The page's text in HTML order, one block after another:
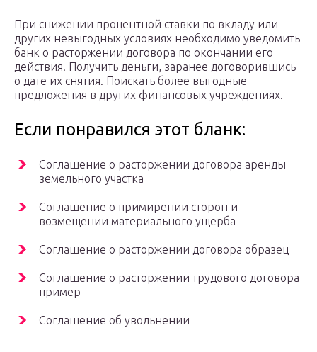
При снижении процентной ставки по вкладу или
других невыгодных условиях необходимо уведомить
банк о расторжении договора по окончании его
действия. Получить деньги, заранее договорившись
о дате их снятия. Поискать более выгодные
предложения в других финансовых учреждениях.
Если понравился этот бланк:
Соглашение о расторжении договора аренды
земельного участка
Соглашение о примирении сторон и
возмещении материального ущерба
Соглашение о расторжении договора образец
Соглашение о расторжении трудового договора
пример
Соглашение об увольнении